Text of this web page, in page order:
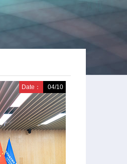
Date： 04/10